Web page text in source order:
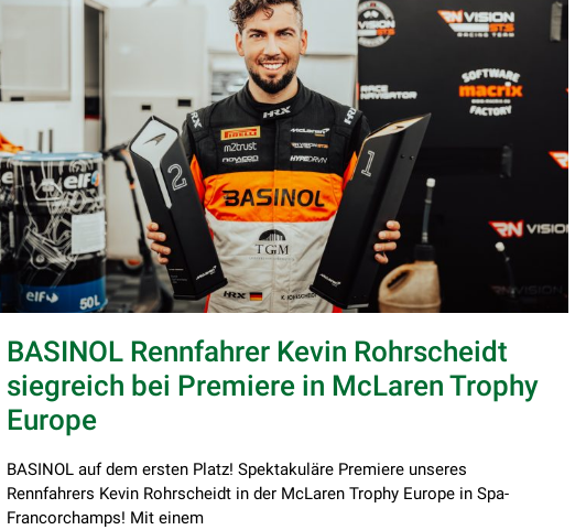
BASINOL Rennfahrer Kevin Rohrscheidt
siegreich bei Premiere in McLaren Trophy
Europe
BASINOL auf dem ersten Platz! Spektakuläre Premiere unseres
Rennfahrers Kevin Rohrscheidt in der McLaren Trophy Europe in Spa-
Francorchamps! Mit einem